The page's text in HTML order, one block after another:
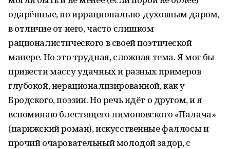
одарённые, но иррационально-духовным даром,
в отличие от него, часто слишком
рационалистического в своей поэтической
манере. Но это трудная, сложная тема. Я мог бы
привести массу удачных и разных примеров
глубокой, нерационализированной, как у
Бродского, поэзии. Но речь идёт о другом, и я
вспоминаю блестящего лимоновского «Палача»
(парижский роман), искусственные фаллосы и
прочий очаровательный молодой задор, с